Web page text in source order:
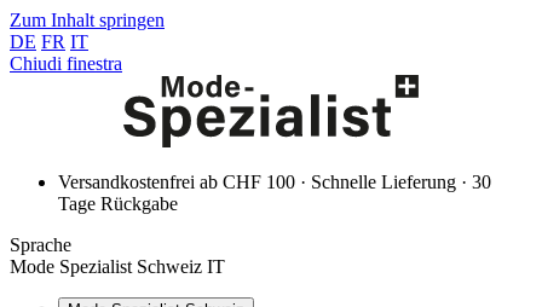
Zum Inhalt springen
DE FR IT
Chiudi finestra
Versandkostenfrei ab CHF 100 · Schnelle Lieferung · 30
Tage Rückgabe
Sprache
Mode Spezialist Schweiz IT